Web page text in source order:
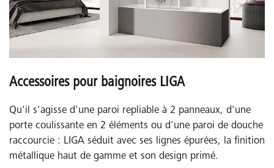
Accessoires pour baignoires LIGA
Qu'il s'agisse d'une paroi repliable à 2 panneaux, d'une
porte coulissante en 2 éléments ou d'une paroi de douche
raccourcie : LIGA séduit avec ses lignes épurées, la finition
métallique haut de gamme et son design primé.